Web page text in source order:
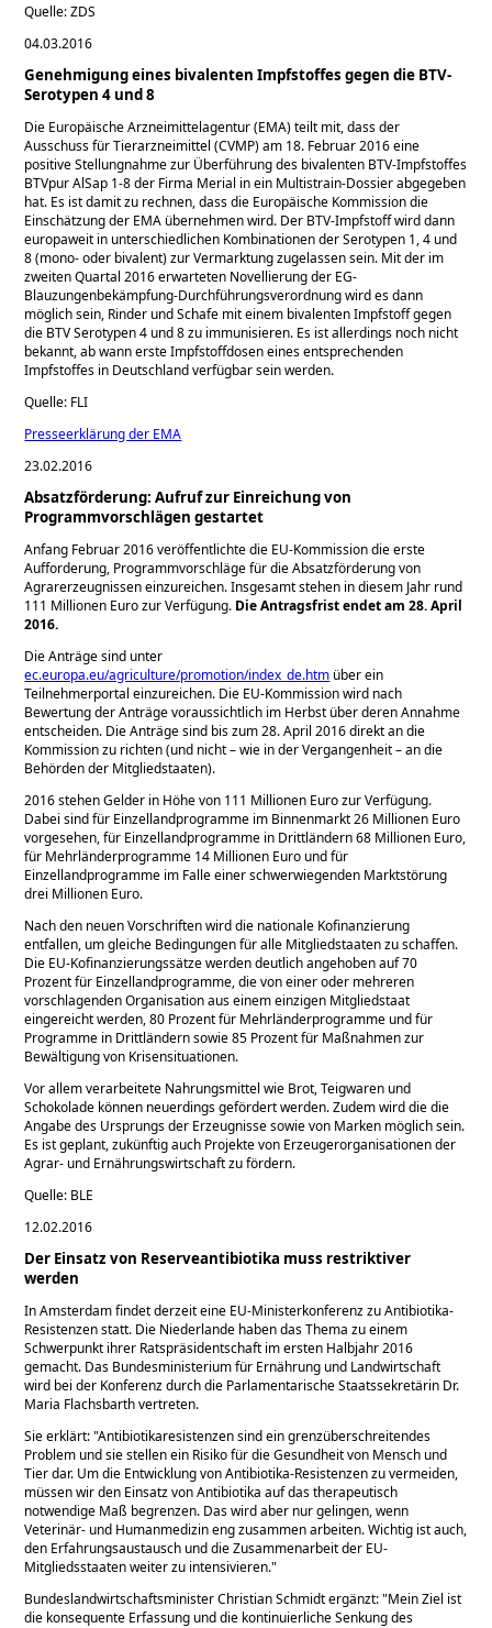
Quelle: ZDS
04.03.2016
Genehmigung eines bivalenten Impfstoffes gegen die BTV-
Serotypen 4 und 8
Die Europäische Arzneimittelagentur (EMA) teilt mit, dass der
Ausschuss für Tierarzneimittel (CVMP) am 18. Februar 2016 eine
positive Stellungnahme zur Überführung des bivalenten BTV-Impfstoffes
BTVpur AlSap 1-8 der Firma Merial in ein Multistrain-Dossier abgegeben
hat. Es ist damit zu rechnen, dass die Europäische Kommission die
Einschätzung der EMA übernehmen wird. Der BTV-Impfstoff wird dann
europaweit in unterschiedlichen Kombinationen der Serotypen 1, 4 und
8 (mono- oder bivalent) zur Vermarktung zugelassen sein. Mit der im
zweiten Quartal 2016 erwarteten Novellierung der EG-
Blauzungenbekämpfung-Durchführungsverordnung wird es dann
möglich sein, Rinder und Schafe mit einem bivalenten Impfstoff gegen
die BTV Serotypen 4 und 8 zu immunisieren. Es ist allerdings noch nicht
bekannt, ab wann erste Impfstoffdosen eines entsprechenden
Impfstoffes in Deutschland verfügbar sein werden.
Quelle: FLI
Presseerklärung der EMA
23.02.2016
Absatzförderung: Aufruf zur Einreichung von
Programmvorschlägen gestartet
Anfang Februar 2016 veröffentlichte die EU-Kommission die erste
Aufforderung, Programmvorschläge für die Absatzförderung von
Agrarerzeugnissen einzureichen. Insgesamt stehen in diesem Jahr rund
111 Millionen Euro zur Verfügung. Die Antragsfrist endet am 28. April
2016.
Die Anträge sind unter
ec.europa.eu/agriculture/promotion/index_de.htm über ein
Teilnehmerportal einzureichen. Die EU-Kommission wird nach
Bewertung der Anträge voraussichtlich im Herbst über deren Annahme
entscheiden. Die Anträge sind bis zum 28. April 2016 direkt an die
Kommission zu richten (und nicht – wie in der Vergangenheit – an die
Behörden der Mitgliedstaaten).
2016 stehen Gelder in Höhe von 111 Millionen Euro zur Verfügung.
Dabei sind für Einzellandprogramme im Binnenmarkt 26 Millionen Euro
vorgesehen, für Einzellandprogramme in Drittländern 68 Millionen Euro,
für Mehrländerprogramme 14 Millionen Euro und für
Einzellandprogramme im Falle einer schwerwiegenden Marktstörung
drei Millionen Euro.
Nach den neuen Vorschriften wird die nationale Kofinanzierung
entfallen, um gleiche Bedingungen für alle Mitgliedstaaten zu schaffen.
Die EU-Kofinanzierungssätze werden deutlich angehoben auf 70
Prozent für Einzellandprogramme, die von einer oder mehreren
vorschlagenden Organisation aus einem einzigen Mitgliedstaat
eingereicht werden, 80 Prozent für Mehrländerprogramme und für
Programme in Drittländern sowie 85 Prozent für Maßnahmen zur
Bewältigung von Krisensituationen.
Vor allem verarbeitete Nahrungsmittel wie Brot, Teigwaren und
Schokolade können neuerdings gefördert werden. Zudem wird die die
Angabe des Ursprungs der Erzeugnisse sowie von Marken möglich sein.
Es ist geplant, zukünftig auch Projekte von Erzeugerorganisationen der
Agrar- und Ernährungswirtschaft zu fördern.
Quelle: BLE
12.02.2016
Der Einsatz von Reserveantibiotika muss restriktiver
werden
In Amsterdam findet derzeit eine EU-Ministerkonferenz zu Antibiotika-
Resistenzen statt. Die Niederlande haben das Thema zu einem
Schwerpunkt ihrer Ratspräsidentschaft im ersten Halbjahr 2016
gemacht. Das Bundesministerium für Ernährung und Landwirtschaft
wird bei der Konferenz durch die Parlamentarische Staatssekretärin Dr.
Maria Flachsbarth vertreten.
Sie erklärt: Antibiotikaresistenzen sind ein grenzüberschreitendes
Problem und sie stellen ein Risiko für die Gesundheit von Mensch und
Tier dar. Um die Entwicklung von Antibiotika-Resistenzen zu vermeiden,
müssen wir den Einsatz von Antibiotika auf das therapeutisch
notwendige Maß begrenzen. Das wird aber nur gelingen, wenn
Veterinär- und Humanmedizin eng zusammen arbeiten. Wichtig ist auch,
den Erfahrungsaustausch und die Zusammenarbeit der EU-
Mitgliedsstaaten weiter zu intensivieren.
Bundeslandwirtschaftsminister Christian Schmidt ergänzt: Mein Ziel ist
die konsequente Erfassung und die kontinuierliche Senkung des